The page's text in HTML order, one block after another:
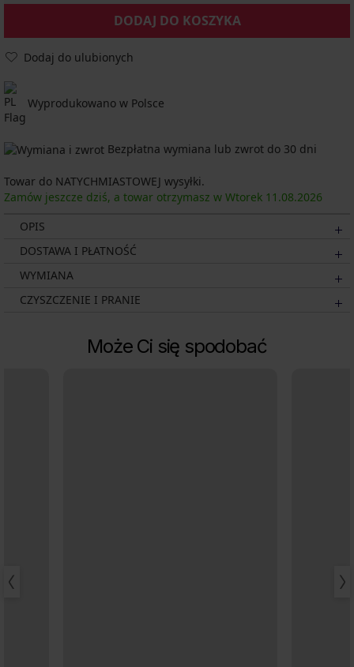
DODAJ DO KOSZYKA
Dodaj do ulubionych
Wyprodukowano w Polsce
Bezpłatna wymiana lub zwrot do 30 dni
Towar do NATYCHMIASTOWEJ wysyłki.
Zamów jeszcze dziś, a towar otrzymasz w Wtorek 11.08.2026
OPIS
DOSTAWA I PŁATNOŚĆ
WYMIANA
CZYSZCZENIE I PRANIE
Może Ci się spodobać